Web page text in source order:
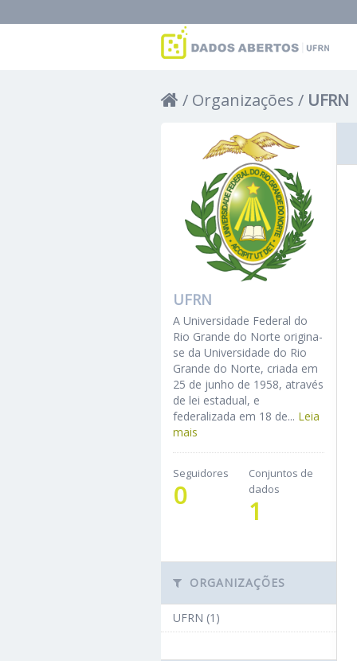
Organizações UFRN
UFRN
A Universidade Federal do
Rio Grande do Norte origina-
se da Universidade do Rio
Grande do Norte, criada em
25 de junho de 1958, através
de lei estadual, e
federalizada em 18 de... Leia
mais
Seguidores
0
Conjuntos de
dados
1
ORGANIZAÇÕES
UFRN (1)